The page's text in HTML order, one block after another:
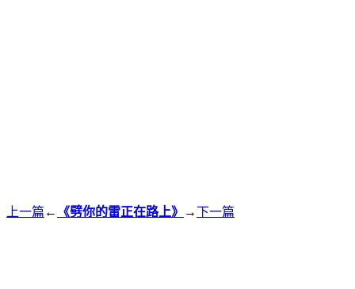
上一篇 ← 《劈你的雷正在路上》 →下一篇